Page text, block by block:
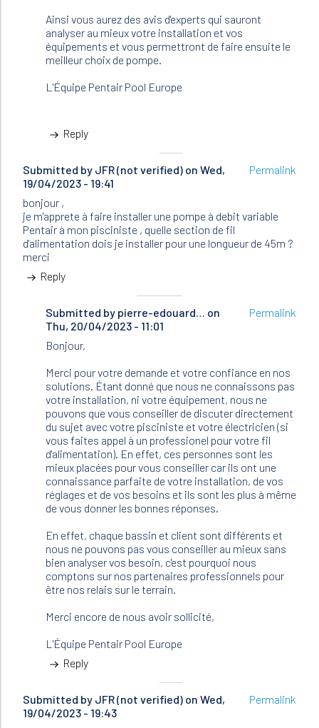
Ainsi vous aurez des avis d'experts qui sauront
analyser au mieux votre installation et vos
équipements et vous permettront de faire ensuite le
meilleur choix de pompe.
L'Équipe Pentair Pool Europe
Reply
Submitted by JFR (not verified) on Wed,
19/04/2023 - 19:41
Permalink
bonjour ,
je m'apprete à faire installer une pompe à debit variable
Pentair à mon pisciniste , quelle section de fil
d'alimentation dois je installer pour une longueur de 45m ?
merci
Reply
Submitted by pierre-edouard… on
Thu, 20/04/2023 - 11:01
In
reply
to
bonjour
,
je
m'apprete
à…
by
JFR
(not
verified)
Permalink
Bonjour,
Merci pour votre demande et votre confiance en nos
solutions. Étant donné que nous ne connaissons pas
votre installation, ni votre équipement, nous ne
pouvons que vous conseiller de discuter directement
du sujet avec votre pisciniste et votre électricien (si
vous faites appel à un professionel pour votre fil
d'alimentation). En effet, ces personnes sont les
mieux placées pour vous conseiller car ils ont une
connaissance parfaite de votre installation, de vos
réglages et de vos besoins et ils sont les plus à même
de vous donner les bonnes réponses.
En effet, chaque bassin et client sont différents et
nous ne pouvons pas vous conseiller au mieux sans
bien analyser vos besoin, c'est pourquoi nous
comptons sur nos partenaires professionnels pour
être nos relais sur le terrain.
Merci encore de nous avoir sollicité,
L'Équipe Pentair Pool Europe
Reply
Submitted by JFR (not verified) on Wed,
19/04/2023 - 19:43
Permalink